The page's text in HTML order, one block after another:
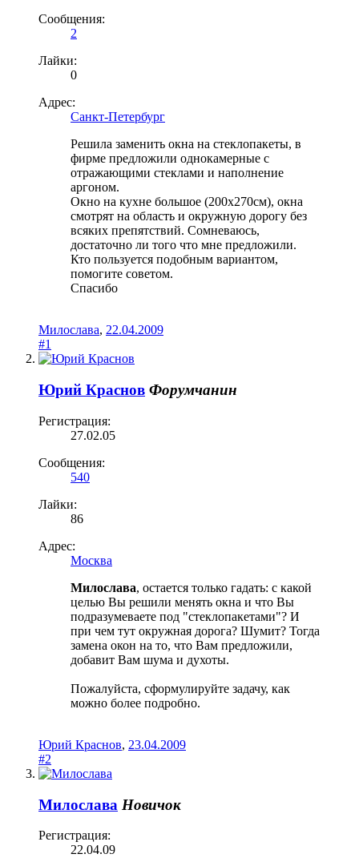
Сообщения:
2
Лайки:
0
Адрес:
Санкт-Петербург
Решила заменить окна на стеклопакеты, в
фирме предложили однокамерные с
отражающими стеклами и наполнение
аргоном.
Окно на кухне большое (200х270см), окна
смотрят на область и окружную дорогу без
всяких препятствий. Сомневаюсь,
достаточно ли того что мне предложили.
Кто пользуется подобным вариантом,
помогите советом.
Спасибо
Милослава, 22.04.2009
#1
Юрий Краснов Форумчанин
Регистрация:
27.02.05
Сообщения:
540
Лайки:
86
Адрес:
Москва
Милослава, остается только гадать: с какой
целью Вы решили менять окна и что Вы
подразумеваете под "стеклопакетами"? И
при чем тут окружная дорога? Шумит? Тогда
замена окон на то, что Вам предложили,
добавит Вам шума и духоты.
Пожалуйста, сформулируйте задачу, как
можно более подробно.
Юрий Краснов, 23.04.2009
#2
Милослава Новичок
Регистрация:
22.04.09